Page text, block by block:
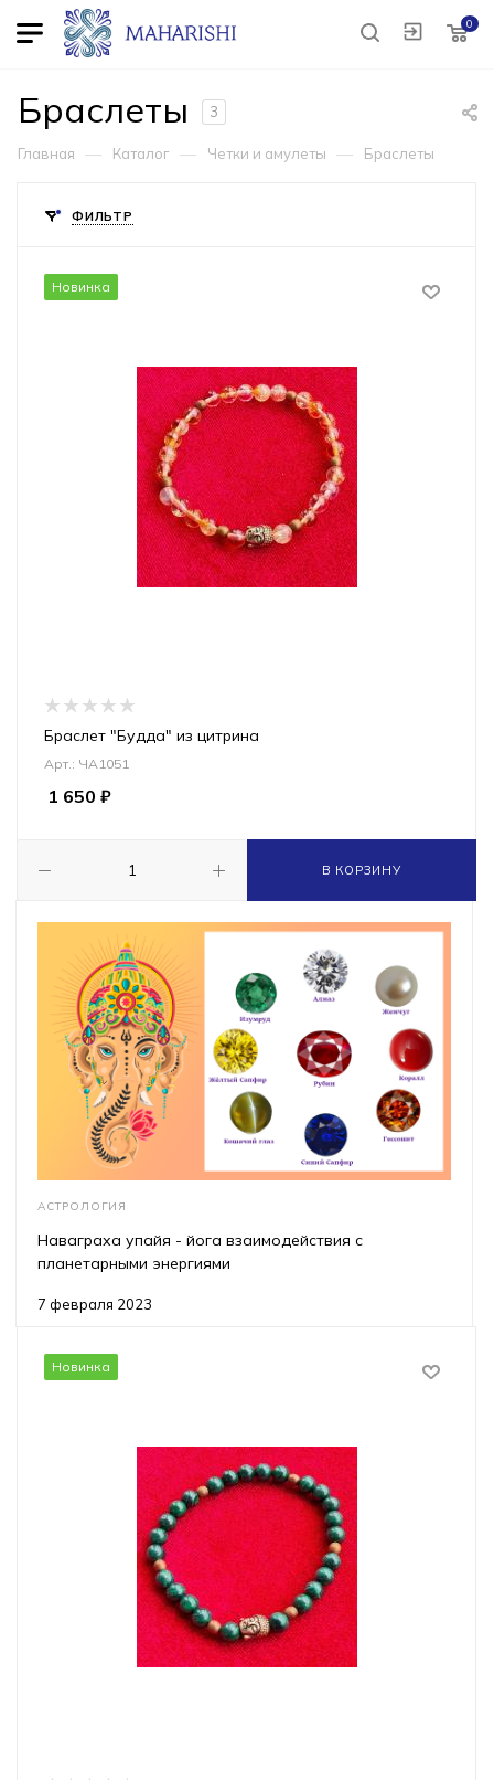
0
Браслеты 3
Главная — Каталог — Четки и амулеты — Браслеты
ФИЛЬТР
Новинка
Браслет "Будда" из цитрина
Арт.: ЧА1051
1 650 ₽
В КОРЗИНУ
АСТРОЛОГИЯ
7 февраля 2023
Наваграха упайя - йога взаимодействия с
планетарными энергиями
Новинка